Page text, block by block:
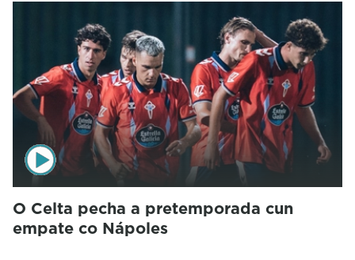
O Celta pecha a pretemporada cun
empate co Nápoles